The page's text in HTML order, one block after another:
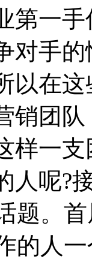
第一
对手
以在
销团
样一
人呢?
题。
的人